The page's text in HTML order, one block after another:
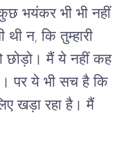
भयंकर भी भी नहीं
न, कि तुम्हारी
मैं ये नहीं कह
पर ये भी सच है कि
खड़ा रहा है। मैं